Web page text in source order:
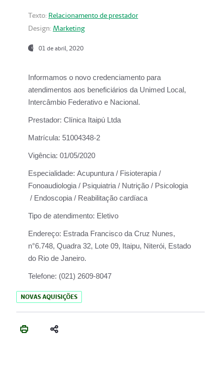
Texto: Relacionamento de prestador
Design: Marketing
01 de abril, 2020
Informamos o novo credenciamento para
atendimentos aos beneficiários da Unimed Local,
Intercâmbio Federativo e Nacional.
Prestador: Clínica Itaipú Ltda
Matrícula: 51004348-2
Vigência: 01/05/2020
Especialidade: Acupuntura / Fisioterapia /
Fonoaudiologia / Psiquiatria / Nutrição / Psicologia
/ Endoscopia / Reabilitação cardíaca
Tipo de atendimento: Eletivo
Endereço: Estrada Francisco da Cruz Nunes,
n°6.748, Quadra 32, Lote 09, Itaipu, Niterói, Estado
do Rio de Janeiro.
Telefone: (021) 2609-8047
NOVAS AQUISIÇÕES